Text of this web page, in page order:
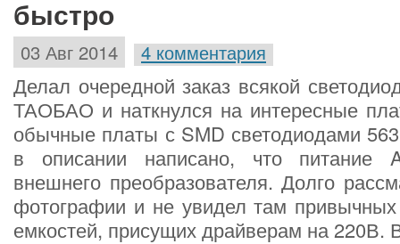
быстро
03 Авг 2014 4 комментария
Делал очередной заказ всякой
ТАОБАО и наткнулся на интересные
обычные платы с SMD светодиодами
в описании написано, что питание
внешнего преобразователя. Долго
фотографии и не увидел там привычных
емкостей, присущих драйверам на 220В.